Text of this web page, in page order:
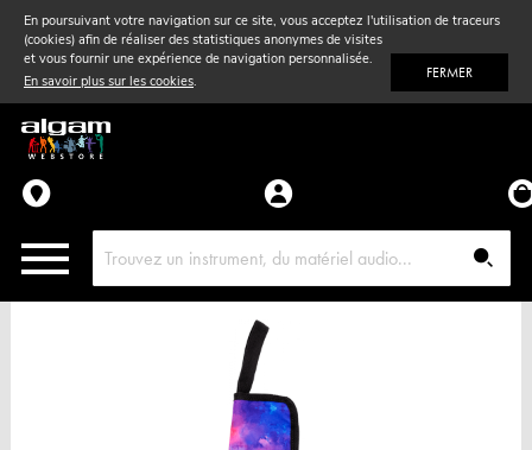
En poursuivant votre navigation sur ce site, vous acceptez l'utilisation de traceurs
(cookies) afin de réaliser des statistiques anonymes de visites
et vous fournir une expérience de navigation personnalisée.
En savoir plus sur les cookies. FERMER
Vent& Violon
Accessoires
Pièces détachées